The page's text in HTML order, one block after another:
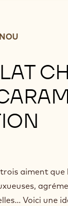
Caramel
Sweet Caramel
aiment que
Voici une